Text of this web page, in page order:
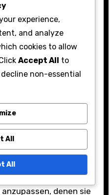
Muskelgruppen
Drill, bei dem die
auf dem Feld
nicht nur die
fördern auch
dieser Drills
verbessern. Zum
der Entfernung oder
Athleten
helfen, sich an
denen sie
experience,
and analyze
cookies to allow
Accept All to
non-essential
All
All